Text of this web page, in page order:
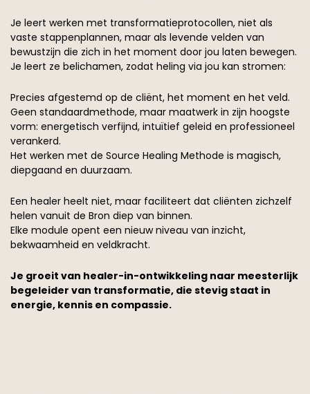
Je leert werken met transformatieprotocollen, niet als
vaste stappenplannen, maar als levende velden van
bewustzijn die zich in het moment door jou laten bewegen.
Je leert ze belichamen, zodat heling via jou kan stromen:
Precies afgestemd op de cliënt, het moment en het veld.
Geen standaardmethode, maar maatwerk in zijn hoogste
vorm: energetisch verfijnd, intuïtief geleid en professioneel
verankerd.
Het werken met de Source Healing Methode is magisch,
diepgaand en duurzaam.
Een healer heelt niet, maar faciliteert dat cliënten zichzelf
helen vanuit de Bron diep van binnen.
Elke module opent een nieuw niveau van inzicht,
bekwaamheid en veldkracht.
Je groeit van healer-in-ontwikkeling naar meesterlijk
begeleider van transformatie, die stevig staat in
energie, kennis en compassie.